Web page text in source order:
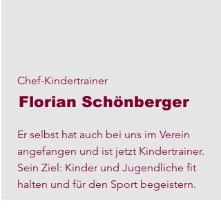
Chef-Kindertrainer
Florian Schönberger
Er selbst hat auch bei uns im Verein
angefangen und ist jetzt Kindertrainer.
Sein Ziel: Kinder und Jugendliche fit
halten und für den Sport begeistern.